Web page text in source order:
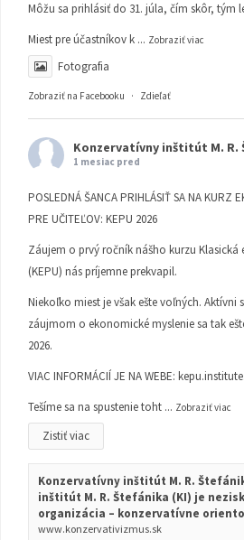
Môžu sa prihlásiť do 31. júla, čím skôr, tým
Miest pre účastníkov k ... Zobraziť viac
Fotografia
Zobraziť na Facebooku · Zdieľať
Konzervatívny inštitút M. R.
1 mesiac pred
POSLEDNÁ ŠANCA PRIHLÁSIŤ SA NA KURZ
PRE UČITEĽOV: KEPU 2026
Záujem o prvý ročník nášho kurzu
(KEPU) nás príjemne prekvapil.
Niekoľko miest je však ešte voľných. Aktívni
záujmom o ekonomické myslenie sa tak
2026.
VIAC INFORMÁCIÍ JE NA WEBE:
Tešíme sa na spustenie toht ... Zobraziť viac
Zistiť viac
Konzervatívny inštitút M. R.
inštitút M. R. Štefánika (KI) je
organizácia – konzervatívne
www.konzervativizmus.sk